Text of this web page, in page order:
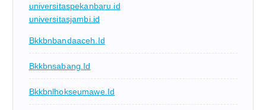
universitaspekanbaru.id
universitasjambi.id
Bkkbnbandaaceh.id
Bkkbnsabang.id
Bkkbnlhokseumawe.id